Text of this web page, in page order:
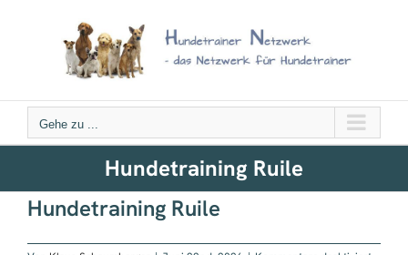
Gehe zu ...
Hundetraining Ruile
Hundetraining Ruile